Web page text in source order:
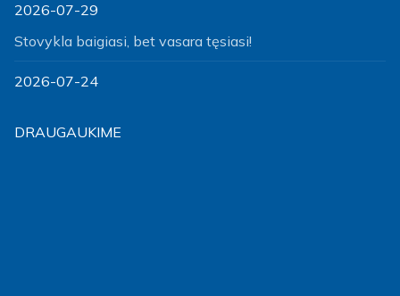
2026-07-29
Stovykla baigiasi, bet vasara tęsiasi!
2026-07-24
DRAUGAUKIME